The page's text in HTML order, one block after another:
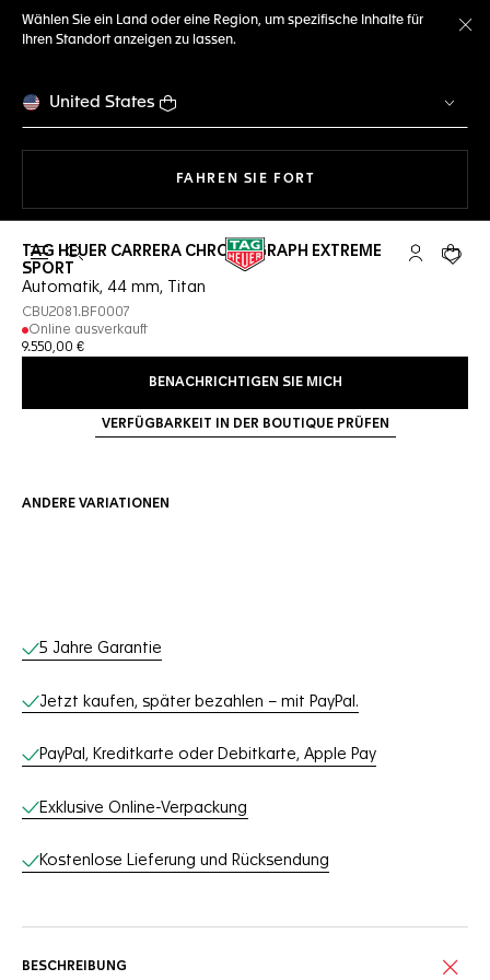
Wählen Sie ein Land oder eine Region, um spezifische Inhalte für
Ihren Standort anzeigen zu lassen.
United States
FAHREN SIE FORTMIT DER NAVIGATION
Suche öffnen My TAG
Ihr
TAG HEUER CARRERA CHRONOGRAPH EXTREME
SPORT
Automatik, 44 mm, Titan
CBU2081.BF0007
Online ausverkauft
9.550,00 €
BENACHRICHTIGEN SIE MICH
VERFÜGBARKEIT IN DER BOUTIQUE PRÜFEN
ANDERE VARIATIONEN
Online-Services
5 Jahre Garantie
Jetzt kaufen, später bezahlen – mit PayPal.
PayPal, Kreditkarte oder Debitkarte, Apple Pay
Exklusive Online-Verpackung
Kostenlose Lieferung und Rücksendung
BESCHREIBUNG